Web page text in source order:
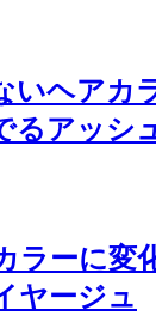
いヘアカ
るアッシ
ラーに変
ヤージュ